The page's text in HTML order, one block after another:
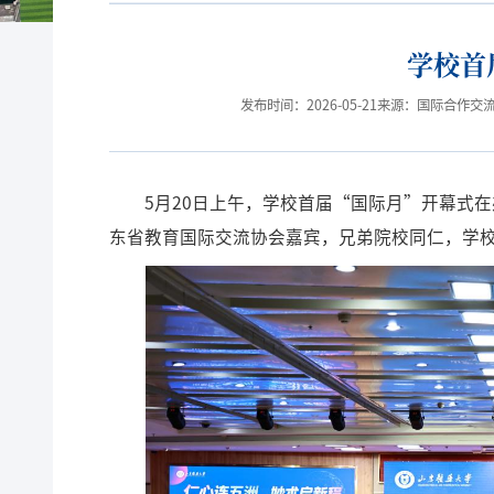
学校
发布时间：2026-05-21来源：国际合作交
5月20日上午，学校首届“国际月”开幕式在
东省教育国际交流协会嘉宾，兄弟院校同仁，学